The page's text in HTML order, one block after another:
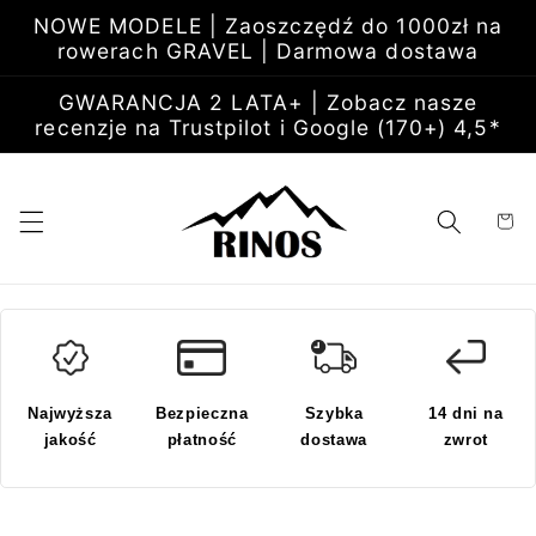
do
treści
NOWE MODELE | Zaoszczędź do 1000zł na
rowerach GRAVEL | Darmowa dostawa
GWARANCJA 2 LATA+ | Zobacz nasze
recenzje na Trustpilot i Google (170+) 4,5*
Koszyk
Najwyższa
jakość
Bezpieczna
płatność
Szybka
dostawa
14 dni na
zwrot